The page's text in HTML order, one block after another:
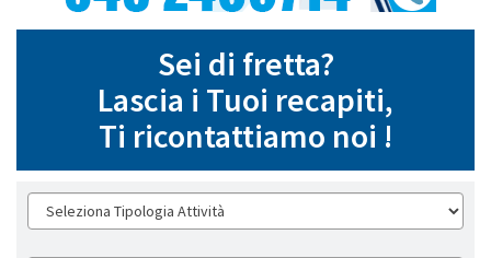
Sei di fretta?
Lascia i Tuoi recapiti,
Ti ricontattiamo noi !